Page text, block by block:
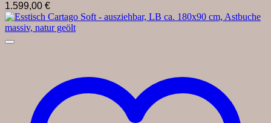
1.599,00 €